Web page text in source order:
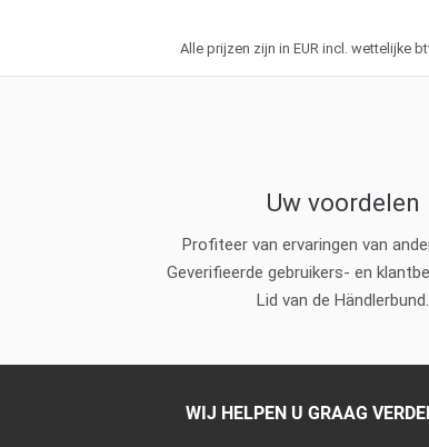
Alle prijzen zijn in EUR incl. wettelijke
Uw voordelen
Profiteer van ervaringen van
Geverifieerde gebruikers- en
Lid van de Händlerbund.
WIJ HELPEN U GRAAG